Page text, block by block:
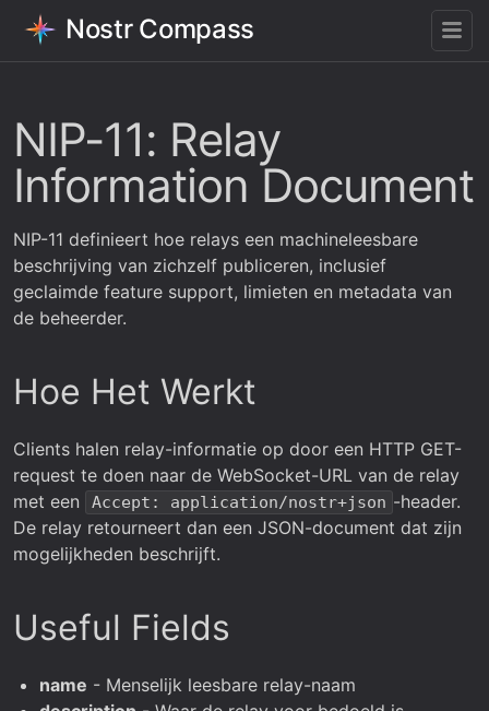
Nostr Compass
NIP-11: Relay
Information Document
NIP-11 definieert hoe relays een machineleesbare
beschrijving van zichzelf publiceren, inclusief
geclaimde feature support, limieten en metadata van
de beheerder.
Hoe Het Werkt
Clients halen relay-informatie op door een HTTP GET-
request te doen naar de WebSocket-URL van de relay
met een
Accept: application/nostr+json -header.
De relay retourneert dan een JSON-document dat zijn
mogelijkheden beschrijft.
Useful Fields
name - Menselijk leesbare relay-naam